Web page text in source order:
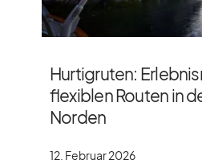
Hurtigruten:
flexiblen Routen in
Norden
12. Februar 2026